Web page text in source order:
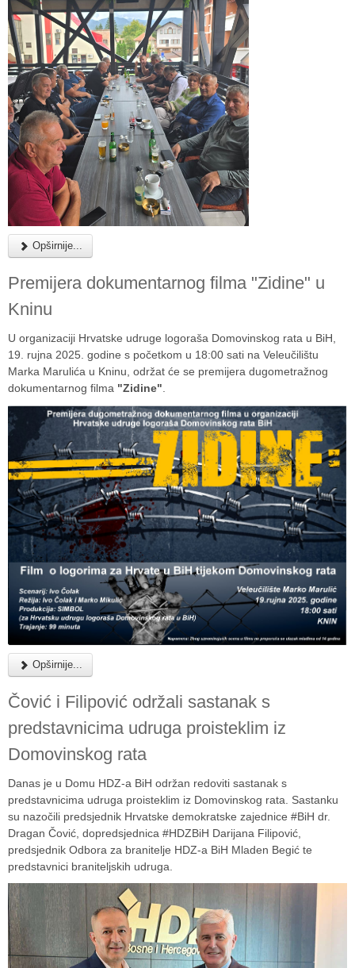
Opširnije...
Premijera dokumentarnog filma "Zidine" u
Kninu
U organizaciji Hrvatske udruge logoraša Domovinskog rata u BiH,
19. rujna 2025. godine s početkom u 18:00 sati na Veleučilištu
Marka Marulića u Kninu, održat će se premijera dugometražnog
dokumentarnog filma "Zidine"
Opširnije...
Čović i Filipović održali sastanak s
predstavnicima udruga proisteklim iz
Domovinskog rata
Danas je u Domu HDZ-a BiH održan redoviti sastanak s
predstavnicima udruga proisteklim iz Domovinskog rata. Sastanku
su nazočili predsjednik Hrvatske demokratske zajednice #BiH dr.
Dragan Čović, dopredsjednica #HDZBiH Darijana Filipović,
predsjednik Odbora za branitelje HDZ-a BiH Mladen Begić te
predstavnici braniteljskih udruga.